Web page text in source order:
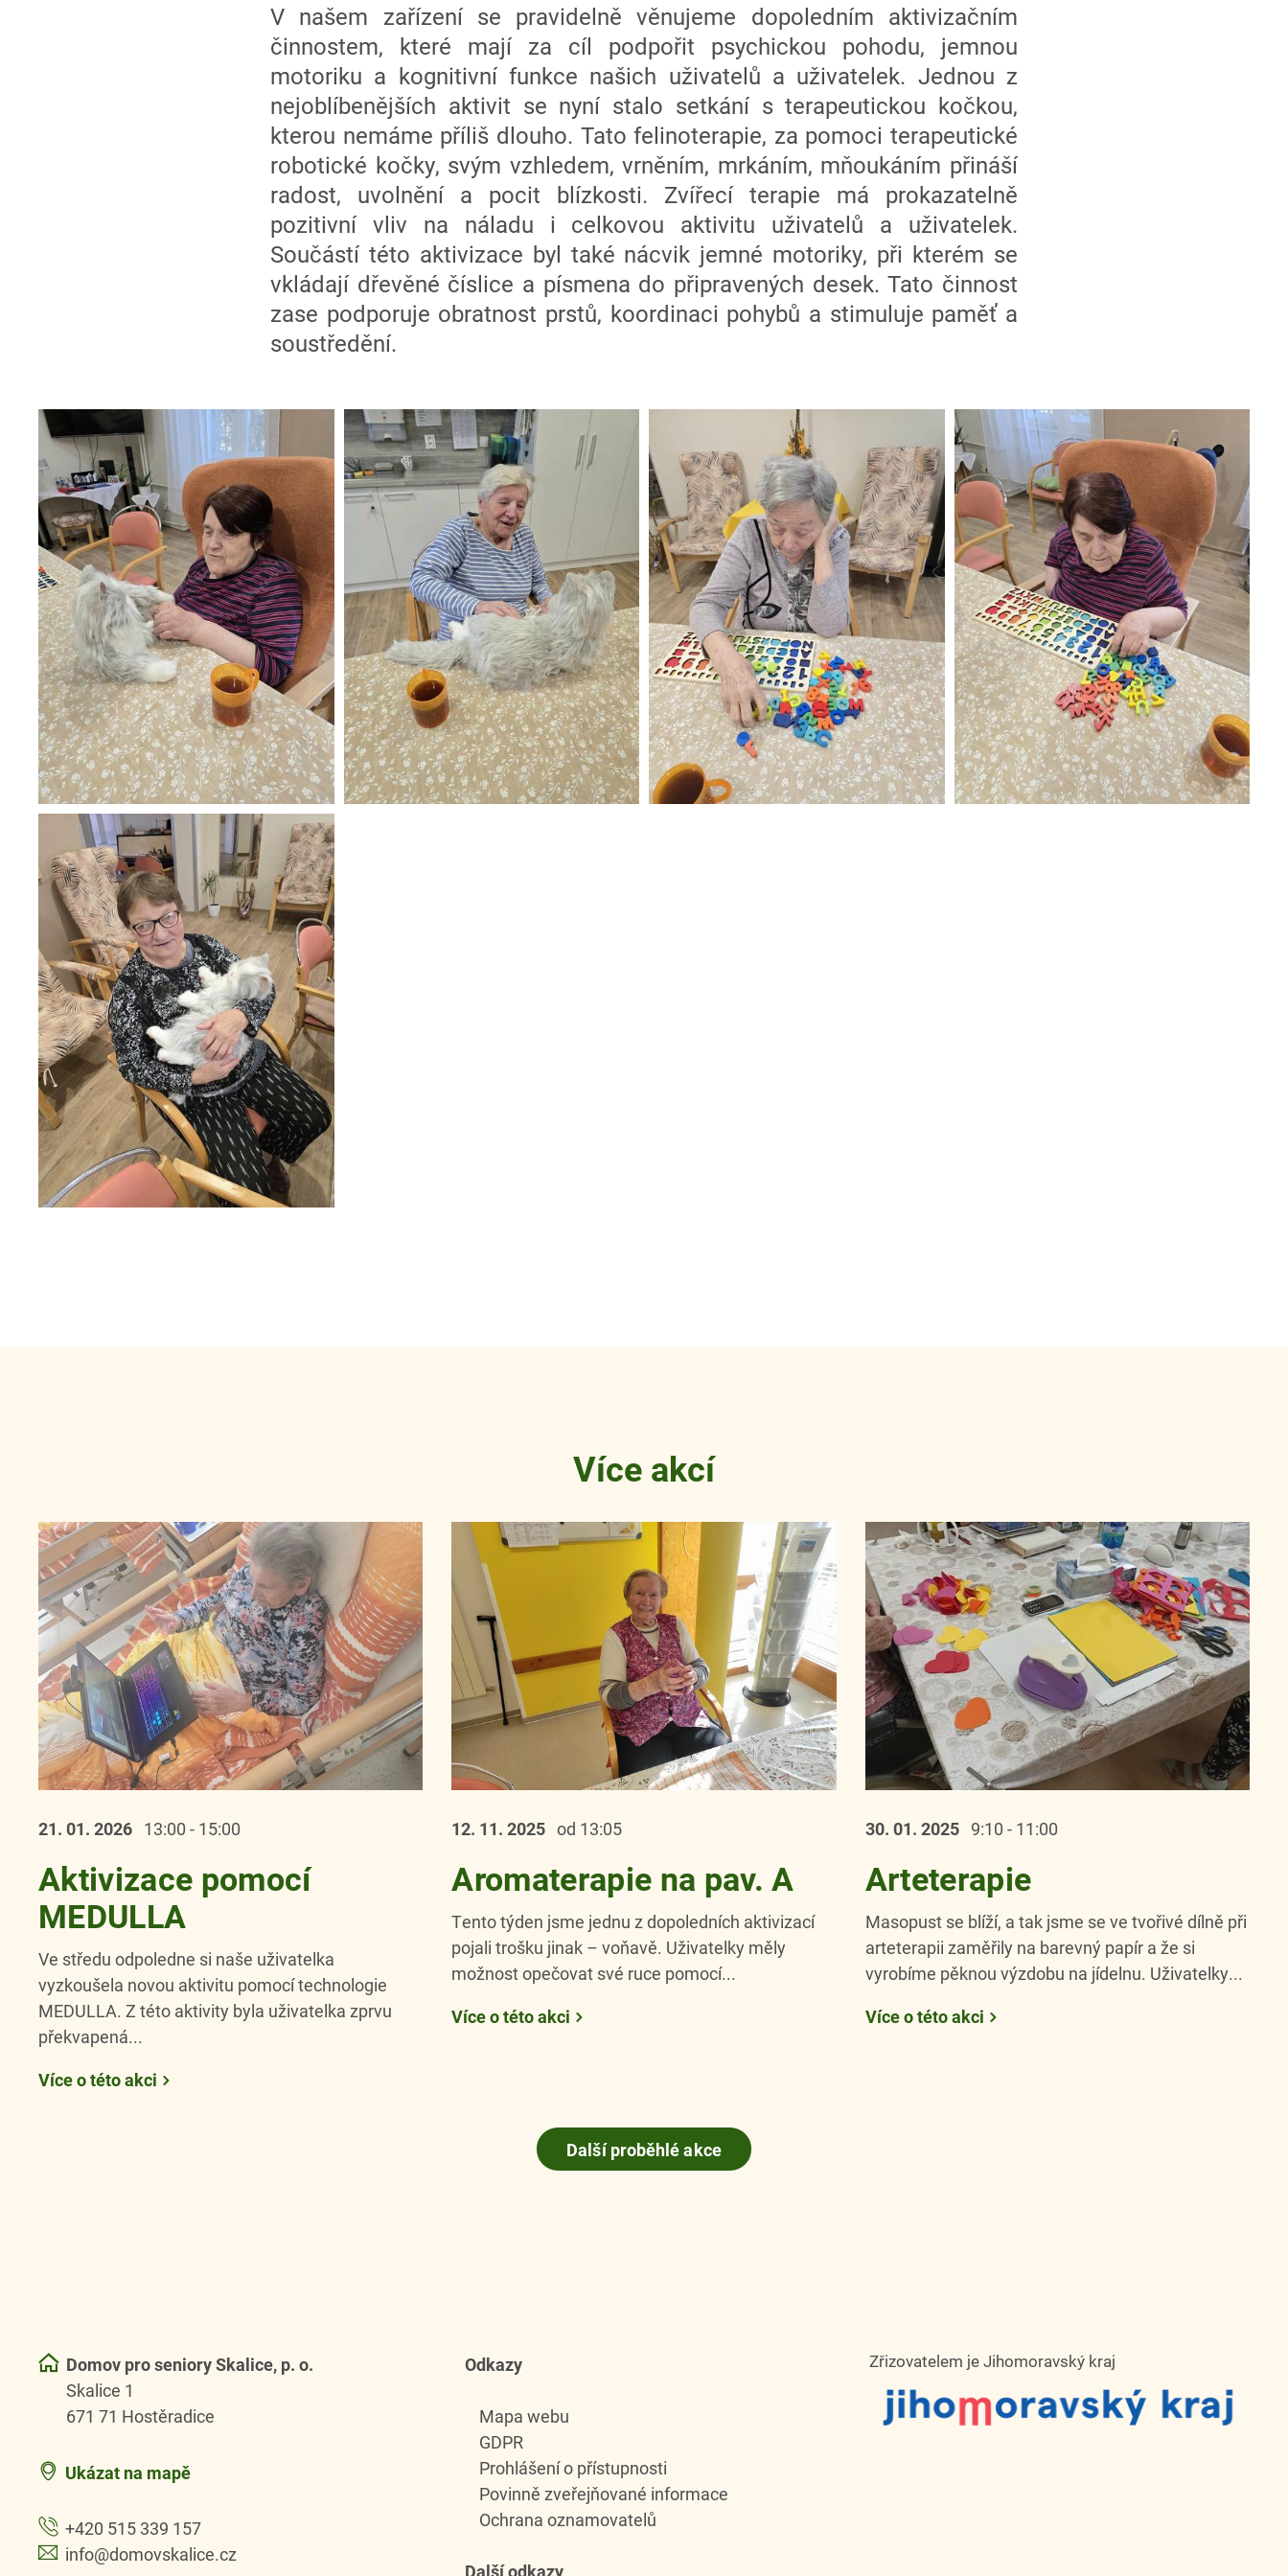
V našem zařízení se pravidelně věnujeme dopoledním aktivizačním
činnostem, které mají za cíl podpořit psychickou pohodu, jemnou
motoriku a kognitivní funkce našich uživatelů a uživatelek. Jednou z
nejoblíbenějších aktivit se nyní stalo setkání s terapeutickou kočkou,
kterou nemáme příliš dlouho. Tato felinoterapie, za pomoci terapeutické
robotické kočky, svým vzhledem, vrněním, mrkáním, mňoukáním přináší
radost, uvolnění a pocit blízkosti. Zvířecí terapie má prokazatelně
pozitivní vliv na náladu i celkovou aktivitu uživatelů a uživatelek.
Součástí této aktivizace byl také nácvik jemné motoriky, při kterém se
vkládají dřevěné číslice a písmena do připravených desek. Tato činnost
zase podporuje obratnost prstů, koordinaci pohybů a stimuluje paměť a
soustředění.
Více akcí
21. 01. 2026 13:00 - 15:00
Aktivizace pomocí
MEDULLA
Ve středu odpoledne si naše uživatelka
vyzkoušela novou aktivitu pomocí technologie
MEDULLA. Z této aktivity byla uživatelka zprvu
překvapená...
Více o této akci
12. 11.2025 od 13:05
Aromaterapie na pav. A
Tento týden jsme jednu z dopoledních aktivizací
pojali trošku jinak – voňavě. Uživatelky měly
možnost opečovat své ruce pomocí...
Více o této akci
30. 01. 2025 9:10 - 11:00
Arteterapie
Masopust se blíží, a tak jsme se ve tvořivé dílně při
arteterapii zaměřily na barevný papír a že si
vyrobíme pěknou výzdobu na jídelnu. Uživatelky...
Více o této akci
Další proběhlé akce
Domov pro seniory Skalice, p. o.
Skalice 1
671 71 Hostěradice
Ukázat na mapě
+420 515 339 157
info@domovskalice.cz
Odkazy
Mapa webu
GDPR
Prohlášení o přístupnosti
Povinně zveřejňované informace
Ochrana oznamovatelů
Další odkazy
Zřizovatelem je Jihomoravský kraj